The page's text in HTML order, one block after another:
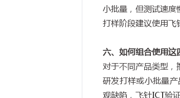
小批量，但测试速度
打样阶段建议使用飞
六、如何组合使用这
对于不同产品类型，
研发打样或小批量
观缺陷，飞针ICT验